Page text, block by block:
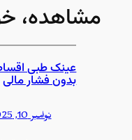
مشاهده،
عینک طبی
بدون فشار مالی
نوامبر 10, 2025